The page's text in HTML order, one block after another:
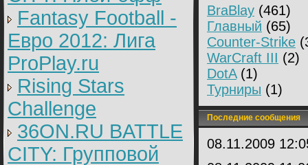
Fantasy Football -
Евро 2012: Лига
ProPlay.ru
Rising Stars
Challenge
36ON.RU BATTLE
CITY: Групповой
BraBlay (461)
Главный (65)
Counter-Strike
WarCraft III (2)
DotA(1)
Турниры (1)
Последние сообщения
08.11.2009